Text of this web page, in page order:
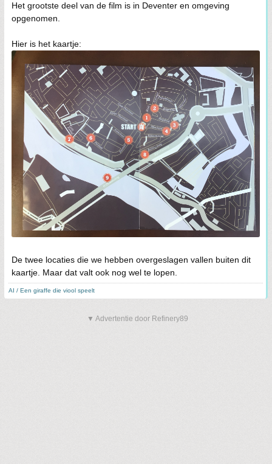
Het grootste deel van de film is in Deventer en omgeving
opgenomen.
Hier is het kaartje:
De twee locaties die we hebben overgeslagen vallen buiten dit
kaartje. Maar dat valt ook nog wel te lopen.
AI / Een giraffe die viool speelt
▼ Advertentie door Refinery89